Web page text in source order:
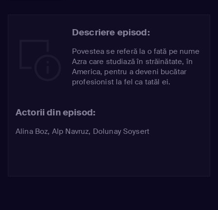
Descriere episod:
Povestea se referă la o fată pe nume
Azra care studiază în străinătate, în
America, pentru a deveni bucătar
profesionist la fel ca tatăl ei.
Actorii din episod:
Alina Boz, Alp Navruz, Dolunay Soysert